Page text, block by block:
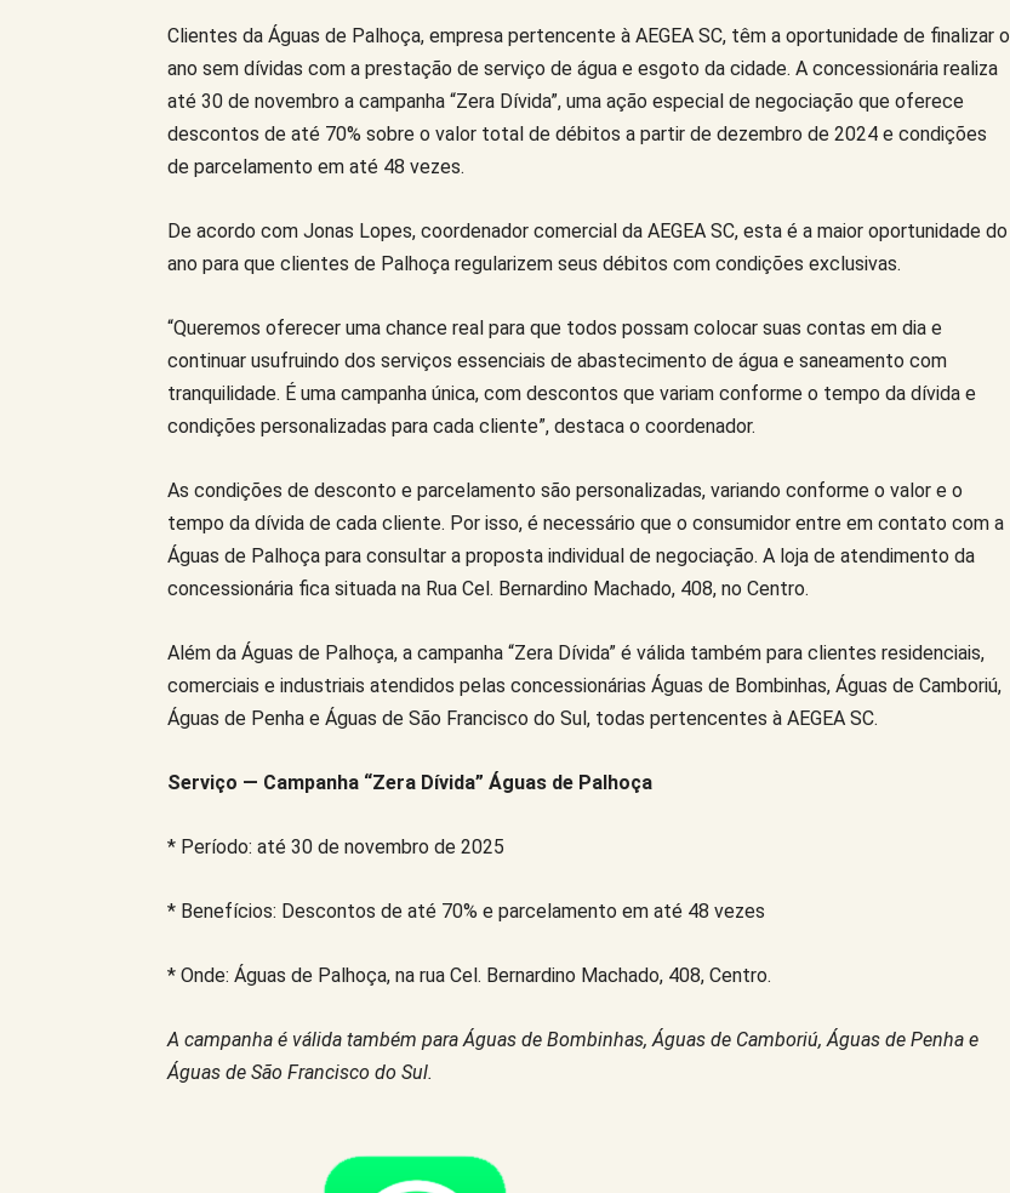
Clientes da Águas de Palhoça, empresa pertencente à AEGEA SC, têm a oportunidade de finalizar o
ano sem dívidas com a prestação de serviço de água e esgoto da cidade. A concessionária realiza
até 30 de novembro a campanha “Zera Dívida”, uma ação especial de negociação que oferece
descontos de até 70% sobre o valor total de débitos a partir de dezembro de 2024 e condições
de parcelamento em até 48 vezes.
De acordo com Jonas Lopes, coordenador comercial da AEGEA SC, esta é a maior oportunidade do
ano para que clientes de Palhoça regularizem seus débitos com condições exclusivas.
“Queremos oferecer uma chance real para que todos possam colocar suas contas em dia e
continuar usufruindo dos serviços essenciais de abastecimento de água e saneamento com
tranquilidade. É uma campanha única, com descontos que variam conforme o tempo da dívida e
condições personalizadas para cada cliente”, destaca o coordenador.
As condições de desconto e parcelamento são personalizadas, variando conforme o valor e o
tempo da dívida de cada cliente. Por isso, é necessário que o consumidor entre em contato com a
Águas de Palhoça para consultar a proposta individual de negociação. A loja de atendimento da
concessionária fica situada na Rua Cel. Bernardino Machado, 408, no Centro.
Além da Águas de Palhoça, a campanha “Zera Dívida” é válida também para clientes residenciais,
comerciais e industriais atendidos pelas concessionárias Águas de Bombinhas, Águas de Camboriú,
Águas de Penha e Águas de São Francisco do Sul, todas pertencentes à AEGEA SC.
Serviço — Campanha “Zera Dívida” Águas de Palhoça
* Período: até 30 de novembro de 2025
* Benefícios: Descontos de até 70% e parcelamento em até 48 vezes
* Onde: Águas de Palhoça, na rua Cel. Bernardino Machado, 408, Centro.
A campanha é válida também para Águas de Bombinhas, Águas de Camboriú, Águas de Penha e
Águas de São Francisco do Sul.